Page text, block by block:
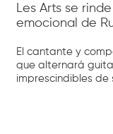
Les Arts se
emocional de
El cantante y
que alternará
imprescindibles de